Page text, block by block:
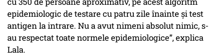
epidemiologic de testare cu patru zile înainte și test
antigen la intrare. Nu a avut nimeni absolut nimic, s-
au respectat toate normele epidemiologice”, explica
Lala.